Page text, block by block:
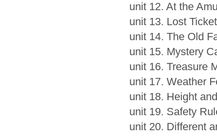
unit 12. At the
unit 13. Lost Ticket
unit 14. The Old
unit 15. Mystery
unit 16. Treasure
unit 17. Weather
unit 18. Height
unit 19. Safety
unit 20. Different